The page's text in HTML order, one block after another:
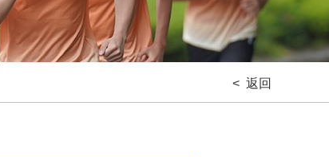
< 返回